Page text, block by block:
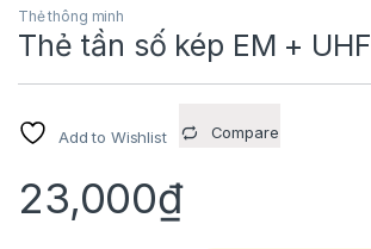
Thẻ thông minh
Thẻ tần số kép EM + UHF
Add to Wishlist Compare
23,000₫